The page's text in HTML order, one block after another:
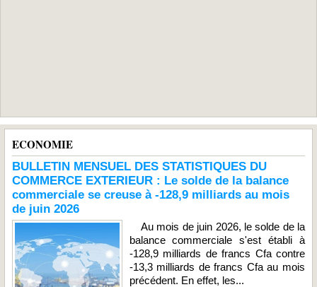
ECONOMIE
BULLETIN MENSUEL DES STATISTIQUES DU
COMMERCE EXTERIEUR : Le solde de la balance
commerciale se creuse à -128,9 milliards au mois
de juin 2026
Au mois de juin 2026, le solde de la
balance commerciale s'est établi à
-128,9 milliards de francs Cfa contre
-13,3 milliards de francs Cfa au mois
précédent. En effet, les...